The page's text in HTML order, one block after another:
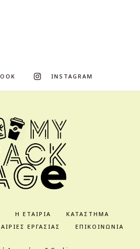
INSTAGRAM
Η ΕΤΑΙΡΊΑ
ΚΑΤΆΣΤΗΜΑ
ΕΡΓΑΣΊΑΣ ΕΠΙΚΟΙΝΩΝΊΑ